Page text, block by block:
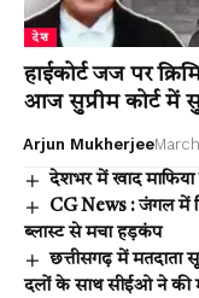
देश
हाईकोर्ट जज पर
आज सुप्रीम कोर्ट में
Arjun Mukherjee
देशभर में खाद माफिया
CG News : जंगल में
ब्लास्ट से मचा हड़कंप
छत्तीसगढ़ में मतदाता
दलों के साथ सीईओ ने की